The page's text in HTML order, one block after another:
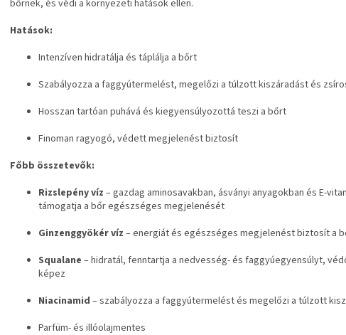
bőrnek, és védi a környezeti hatások ellen.
Hatások:
Intenzíven hidratálja és táplálja a bőrt
Szabályozza a faggyútermelést, megelőzi a túlzott kiszáradást és
Hosszan tartóan puhává és kiegyensúlyozottá teszi a bőrt
Finoman ragyogó, védett megjelenést biztosít
Főbb összetevők:
Rizslepény víz – gazdag aminosavakban, ásványi anyagokban és E-
támogatja a bőr egészséges megjelenését
Ginzenggyökér víz – energiát és egészséges megjelenést biztosít a
Squalane – hidratál, fenntartja a nedvesség- és faggyúegyensúlyt,
képez
Niacinamid – szabályozza a faggyútermelést és megelőzi a túlzott
Parfüm- és illóolajmentes